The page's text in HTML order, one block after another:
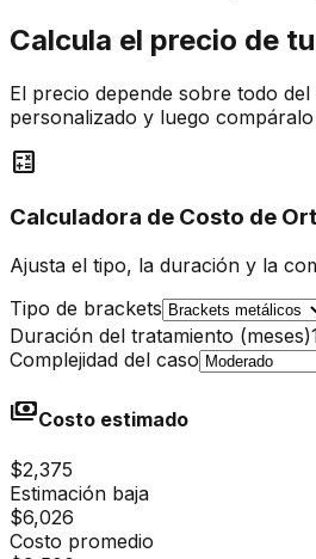
Calcula el precio de
El precio depende sobre todo
personalizado y luego
calculate
Calculadora de Costo de
Ajusta el tipo, la duración y la
Tipo de brackets
Duración del tratamiento (meses)
Complejidad del caso
paymentsCosto estimado
$2,375
Estimación baja
$6,026
Costo promedio